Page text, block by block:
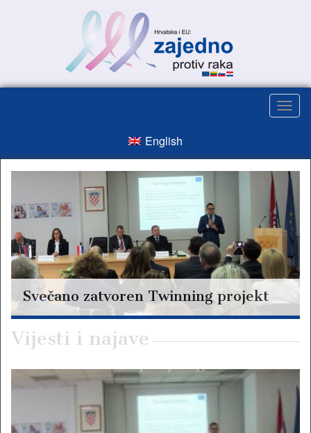
English
Svečano zatvoren Twinning projekt
Vijesti i najave